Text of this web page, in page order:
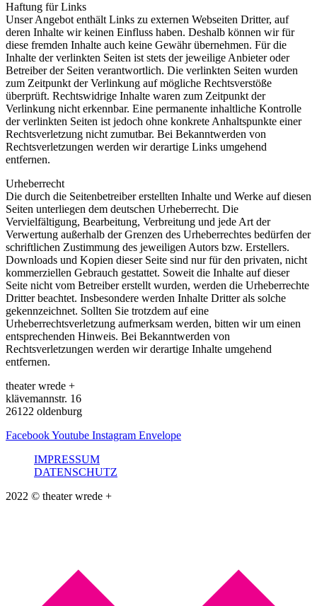
Haftung für Links
Unser Angebot enthält Links zu externen Webseiten Dritter, auf
deren Inhalte wir keinen Einfluss haben. Deshalb können wir für
diese fremden Inhalte auch keine Gewähr übernehmen. Für die
Inhalte der verlinkten Seiten ist stets der jeweilige Anbieter oder
Betreiber der Seiten verantwortlich. Die verlinkten Seiten wurden
zum Zeitpunkt der Verlinkung auf mögliche Rechtsverstöße
überprüft. Rechtswidrige Inhalte waren zum Zeitpunkt der
Verlinkung nicht erkennbar. Eine permanente inhaltliche Kontrolle
der verlinkten Seiten ist jedoch ohne konkrete Anhaltspunkte einer
Rechtsverletzung nicht zumutbar. Bei Bekanntwerden von
Rechtsverletzungen werden wir derartige Links umgehend
entfernen.
Urheberrecht
Die durch die Seitenbetreiber erstellten Inhalte und Werke auf diesen
Seiten unterliegen dem deutschen Urheberrecht. Die
Vervielfältigung, Bearbeitung, Verbreitung und jede Art der
Verwertung außerhalb der Grenzen des Urheberrechtes bedürfen der
schriftlichen Zustimmung des jeweiligen Autors bzw. Erstellers.
Downloads und Kopien dieser Seite sind nur für den privaten, nicht
kommerziellen Gebrauch gestattet. Soweit die Inhalte auf dieser
Seite nicht vom Betreiber erstellt wurden, werden die Urheberrechte
Dritter beachtet. Insbesondere werden Inhalte Dritter als solche
gekennzeichnet. Sollten Sie trotzdem auf eine
Urheberrechtsverletzung aufmerksam werden, bitten wir um einen
entsprechenden Hinweis. Bei Bekanntwerden von
Rechtsverletzungen werden wir derartige Inhalte umgehend
entfernen.
theater wrede +
klävemannstr. 16
26122 oldenburg
FacebookYoutube Instagram Envelope
IMPRESSUM
DATENSCHUTZ
2022 © theater wrede +